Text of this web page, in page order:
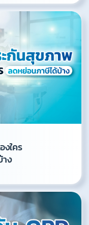
งใคร
ง